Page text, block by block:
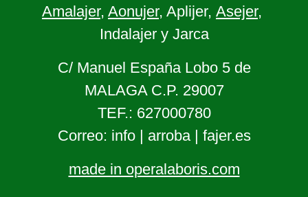
Amalajer, Aonujer, Aplijer, Asejer,
Indalajer y Jarca
C/ Manuel España Lobo 5 de
MALAGA C.P. 29007
TEF.: 627000780
Correo: info | arroba | fajer.es
made in operalaboris.com